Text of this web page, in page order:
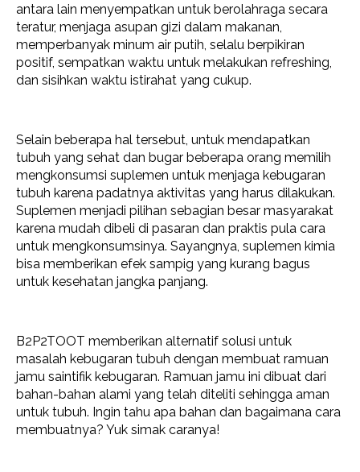
antara lain menyempatkan untuk berolahraga secara
teratur, menjaga asupan gizi dalam makanan,
memperbanyak minum air putih, selalu berpikiran
positif, sempatkan waktu untuk melakukan refreshing,
dan sisihkan waktu istirahat yang cukup.
Selain beberapa hal tersebut, untuk mendapatkan
tubuh yang sehat dan bugar beberapa orang memilih
mengkonsumsi suplemen untuk menjaga kebugaran
tubuh karena padatnya aktivitas yang harus dilakukan.
Suplemen menjadi pilihan sebagian besar masyarakat
karena mudah dibeli di pasaran dan praktis pula cara
untuk mengkonsumsinya. Sayangnya, suplemen kimia
bisa memberikan efek sampig yang kurang bagus
untuk kesehatan jangka panjang.
B2P2TOOT memberikan alternatif solusi untuk
masalah kebugaran tubuh dengan membuat ramuan
jamu saintifik kebugaran. Ramuan jamu ini dibuat dari
bahan-bahan alami yang telah diteliti sehingga aman
untuk tubuh. Ingin tahu apa bahan dan bagaimana cara
membuatnya? Yuk simak caranya!